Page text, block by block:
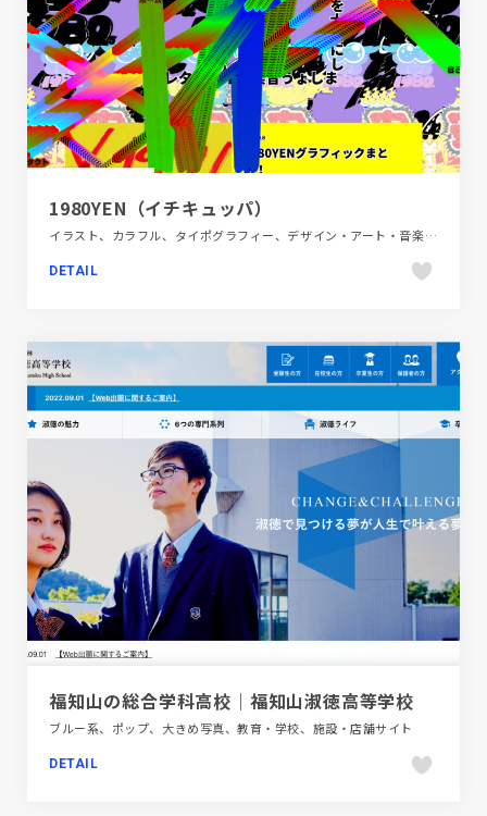
1980YEN（イチキュッパ）
イラスト、カラフル、タイポグラフィー、デザイン・アート・音楽・文芸、ブランド・サービスサイト、ポップ
DETAIL
福知山の総合学科高校｜福知山淑徳高等学校
ブルー系、ポップ、大きめ写真、教育・学校、施設・店舗サイト
DETAIL